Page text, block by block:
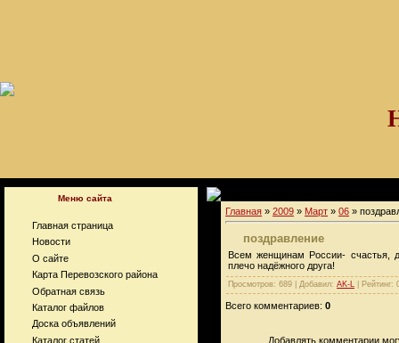
Меню сайта
Главная страница
Новости
О сайте
Карта Перевозского района
Обратная связь
Каталог файлов
Доска объявлений
Каталог статей
Главная » 2009 » Март » 06 »
поздравление
Всем женщинам России- счастья,
плечо надёжного друга!
Просмотров: 689 | Добавил: AK-L | Рейтинг:
Всего комментариев: 0
Добавлять комментарии